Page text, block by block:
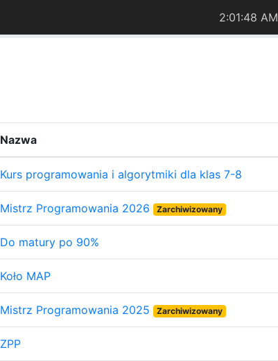
2:01:48 AM
Nazwa
Kurs programowania i algorytmiki dla klas 7-8
Mistrz Programowania 2026 Zarchiwizowany
Do matury po 90%
Koło MAP
Mistrz Programowania 2025 Zarchiwizowany
ZPP